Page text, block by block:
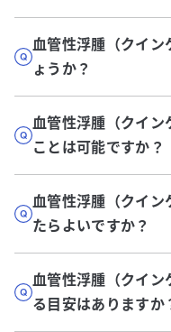
血管性浮腫（クイン
ょうか？
血管性浮腫（クイン
ことは可能ですか？
血管性浮腫（クイン
たらよいですか？
血管性浮腫（クイン
る目安はありますか